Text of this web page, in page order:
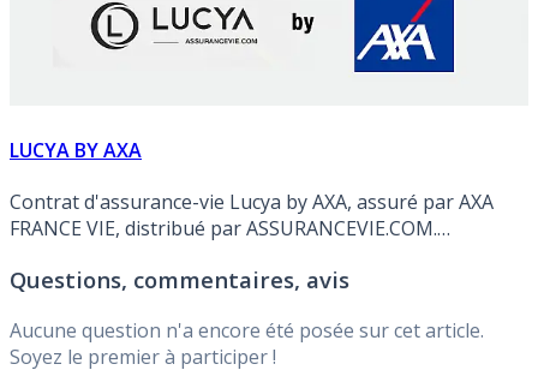
LUCYA BY AXA
Contrat d'assurance-vie Lucya by AXA, assuré par AXA
FRANCE VIE, distribué par ASSURANCEVIE.COM.
3.400% maximum, net de frais de gestion et hors
bonus de rendement, soumis à conditions. (Soit un
rendement minimum de 1.863% NET des prélèvements
Questions, commentaires, avis
Aucune question n'a encore été posée sur cet article.
Soyez le premier à participer !